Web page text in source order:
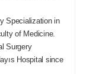
Specialization in
of Medicine.
Surgery
Hospital since